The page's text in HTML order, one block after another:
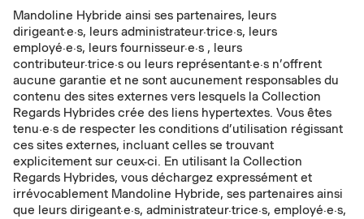
Mandoline Hybride ainsi ses partenaires, leurs
dirigeant·e·s, leurs administrateur·trice·s, leurs
employé·e·s, leurs fournisseur·e·s , leurs
contributeur·trice·s ou leurs représentant·e·s n’offrent
aucune garantie et ne sont aucunement responsables du
contenu des sites externes vers lesquels la Collection
Regards Hybrides crée des liens hypertextes. Vous êtes
tenu·e·s de respecter les conditions d’utilisation régissant
ces sites externes, incluant celles se trouvant
explicitement sur ceux-ci. En utilisant la Collection
Regards Hybrides, vous déchargez expressément et
irrévocablement Mandoline Hybride, ses partenaires ainsi
que leurs dirigeant·e·s, administrateur·trice·s, employé·e·s,